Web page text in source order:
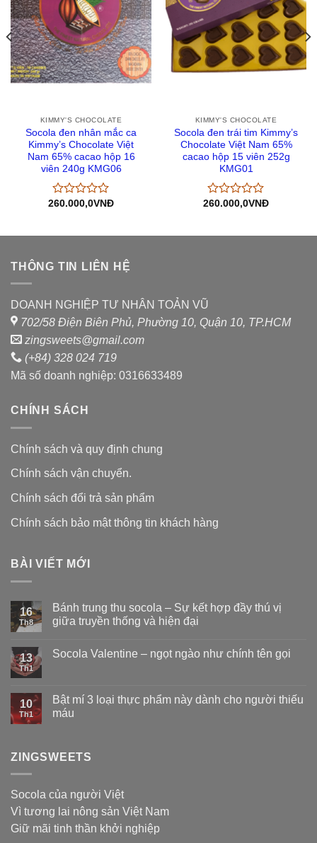
KIMMY'S CHOCOLATE
Socola đen nhân mắc ca
Kimmy’s Chocolate Việt
Nam 65% cacao hộp 16
viên 240g KMG06
Được
0
sao
260.000,0VNĐ
KIMMY'S CHOCOLATE
Socola đen trái tim Kimmy’s
Chocolate Việt Nam 65%
cacao hộp 15 viên 252g
KMG01
Được
0
260.000,0VNĐ
THÔNG TIN LIÊN HỆ
DOANH NGHIỆP TƯ NHÂN TOẢN VŨ
702/58 Điện Biên Phủ, Phường 10, Quận 10, TP.HCM
zingsweets@gmail.com
(+84) 328 024 719
Mã số doanh nghiệp: 0316633489
CHÍNH SÁCH
Chính sách và quy định chung
Chính sách vận chuyển.
Chính sách đổi trả sản phẩm
Chính sách bảo mật thông tin khách hàng
BÀI VIẾT MỚI
16
Th8
Bánh trung thu socola – Sự kết hợp đầy thú vị
giữa truyền thống và hiện đại
13
Th1
Socola Valentine – ngọt ngào như chính tên gọi
10
Th1
Bật mí 3 loại thực phẩm này dành cho người thiếu
máu
ZINGSWEETS
Socola của người Việt
Vì tương lai nông sản Việt Nam
Giữ mãi tinh thần khởi nghiệp